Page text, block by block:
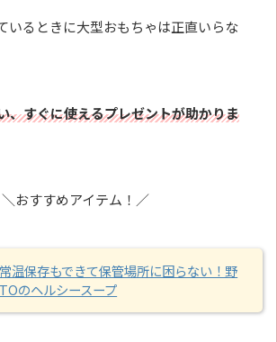
いるときに大型おもちゃは正直いらな
、すぐに使えるプレゼントが助かりま
＼おすすめアイテム！／
温保存もできて保管場所に困らない！野
のヘルシースープ